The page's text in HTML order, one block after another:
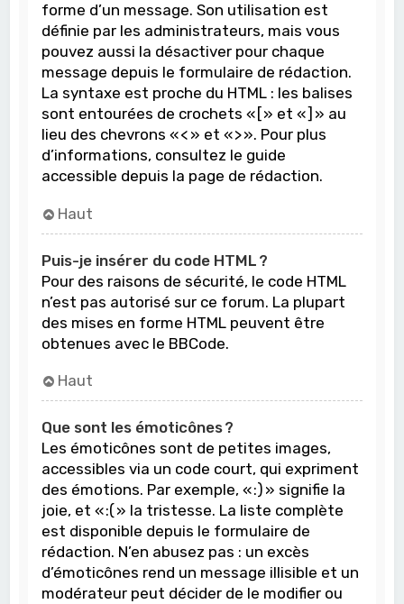
forme d’un message. Son utilisation est
définie par les administrateurs, mais vous
pouvez aussi la désactiver pour chaque
message depuis le formulaire de rédaction.
La syntaxe est proche du HTML : les balises
sont entourées de crochets « [ » et « ] » au
lieu des chevrons « < » et « > ». Pour plus
d’informations, consultez le guide
accessible depuis la page de rédaction.
Haut
Puis-je insérer du code HTML ?
Pour des raisons de sécurité, le code HTML
n’est pas autorisé sur ce forum. La plupart
des mises en forme HTML peuvent être
obtenues avec le BBCode.
Haut
Que sont les émoticônes ?
Les émoticônes sont de petites images,
accessibles via un code court, qui expriment
des émotions. Par exemple, « :) » signifie la
joie, et « :( » la tristesse. La liste complète
est disponible depuis le formulaire de
rédaction. N’en abusez pas : un excès
d’émoticônes rend un message illisible et un
modérateur peut décider de le modifier ou